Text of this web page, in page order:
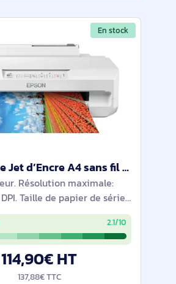
En stock
Imprimante Jet d’Encre A4 sans fil Expression Photo XP‐65 - C11CK89402
Résolution maximale:
Taille de papier de série
A4. Vitesse d'impression
normale, A4/US Letter): 9,5
recto-verso. Wifi.
2.1/10
114,90€ HT
137,88€ TTC